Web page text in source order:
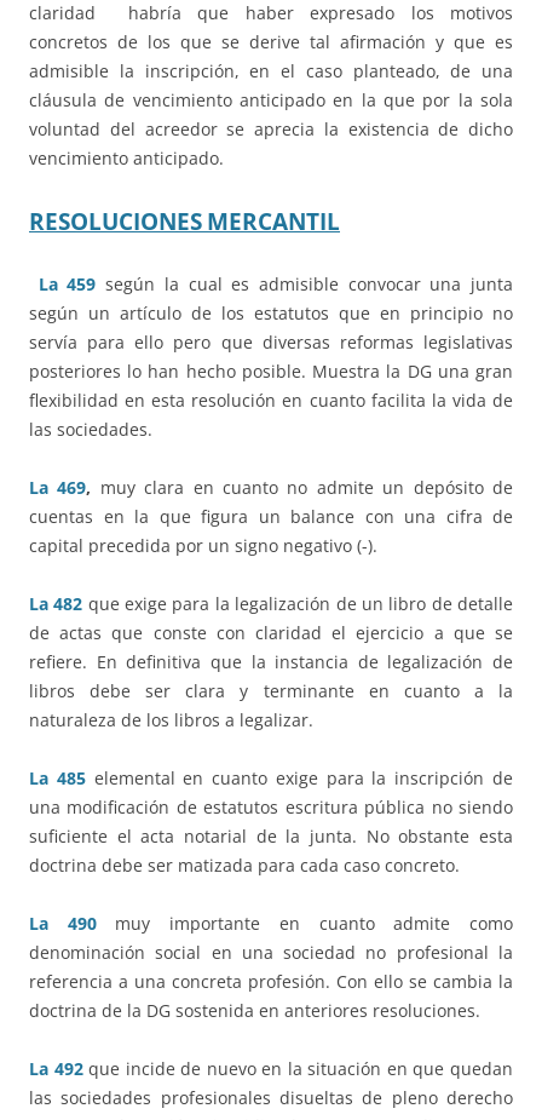
claridad habría que haber expresado los motivos
concretos de los que se derive tal afirmación y que es
admisible la inscripción, en el caso planteado, de una
cláusula de vencimiento anticipado en la que por la sola
voluntad del acreedor se aprecia la existencia de dicho
vencimiento anticipado.
RESOLUCIONES MERCANTIL
La 459 según la cual es admisible convocar una junta
según un artículo de los estatutos que en principio no
servía para ello pero que diversas reformas legislativas
posteriores lo han hecho posible. Muestra la DG una gran
flexibilidad en esta resolución en cuanto facilita la vida de
las sociedades.
La 469, muy clara en cuanto no admite un depósito de
cuentas en la que figura un balance con una cifra de
capital precedida por un signo negativo (-).
La 482 que exige para la legalización de un libro de detalle
de actas que conste con claridad el ejercicio a que se
refiere. En definitiva que la instancia de legalización de
libros debe ser clara y terminante en cuanto a la
naturaleza de los libros a legalizar.
La 485elemental en cuanto exige para la inscripción de
una modificación de estatutos escritura pública no siendo
suficiente el acta notarial de la junta. No obstante esta
doctrina debe ser matizada para cada caso concreto.
La 490muy importante en cuanto admite como
denominación social en una sociedad no profesional la
referencia a una concreta profesión. Con ello se cambia la
doctrina de la DG sostenida en anteriores resoluciones.
La 492que incide de nuevo en la situación en que quedan
las sociedades profesionales disueltas de pleno derecho